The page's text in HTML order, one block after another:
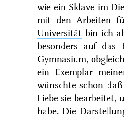
wie ein Sklave im
mit den Arbeiten
Universität bin ich
besonders auf
Gymnasium,
ein Exemplar
wünschte schon
Liebe sie
habe. Die